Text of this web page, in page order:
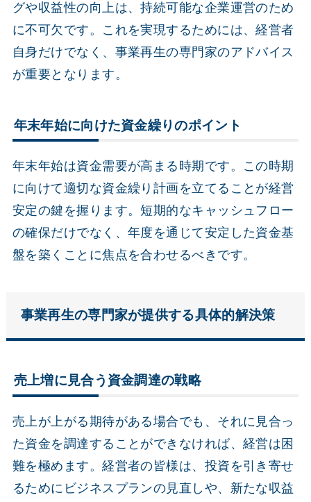
グや収益性の向上は、持続可能な企業運営のため
に不可欠です。これを実現するためには、経営者
自身だけでなく、事業再生の専門家のアドバイス
が重要となります。
年末年始に向けた資金繰りのポイント
年末年始は資金需要が高まる時期です。この時期
に向けて適切な資金繰り計画を立てることが経営
安定の鍵を握ります。短期的なキャッシュフロー
の確保だけでなく、年度を通じて安定した資金基
盤を築くことに焦点を合わせるべきです。
事業再生の専門家が提供する具体的解決策
売上増に見合う資金調達の戦略
売上が上がる期待がある場合でも、それに見合っ
た資金を調達することができなければ、経営は困
難を極めます。経営者の皆様は、投資を引き寄せ
るためにビジネスプランの見直しや、新たな収益